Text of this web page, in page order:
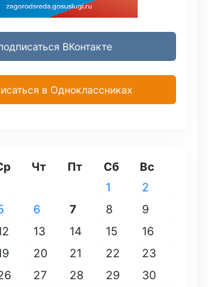
ВКонтакте
в Одноклассниках
Чт Пт Сб Вс
1
2
6 7 8
9
13 14 15
16
20 21 22
23
27 28 29
30